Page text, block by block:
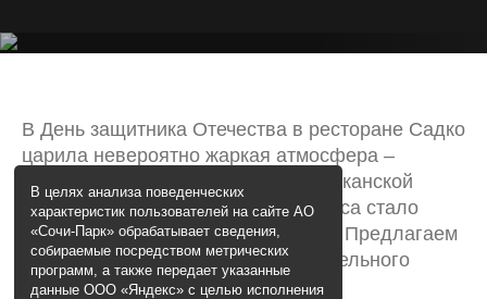
В целях анализа поведенческих
характеристик пользователей на сайте АО
«Сочи-Парк» обрабатывает сведения,
собираемые посредством метрических
программ, а также передает указанные
данные ООО «Яндекс» с целью исполнения
Для детей
Рестораны и бары
Сочи Парк
Ваше событие
В День защитника Отечества в ресторане Садко
царила невероятно жаркая атмосфера –
прошёл ужин в стиле латиноамериканской
вечеринки. Шоу Мишеля Мартинесса стало
жемчужиной праздничного вечера. Предлагаем
вспомнить яркие моменты зажигательного
праздника!